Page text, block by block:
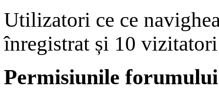
Utilizatori ce ce
înregistrat și 10 vizitatori
Permisiunile forumului